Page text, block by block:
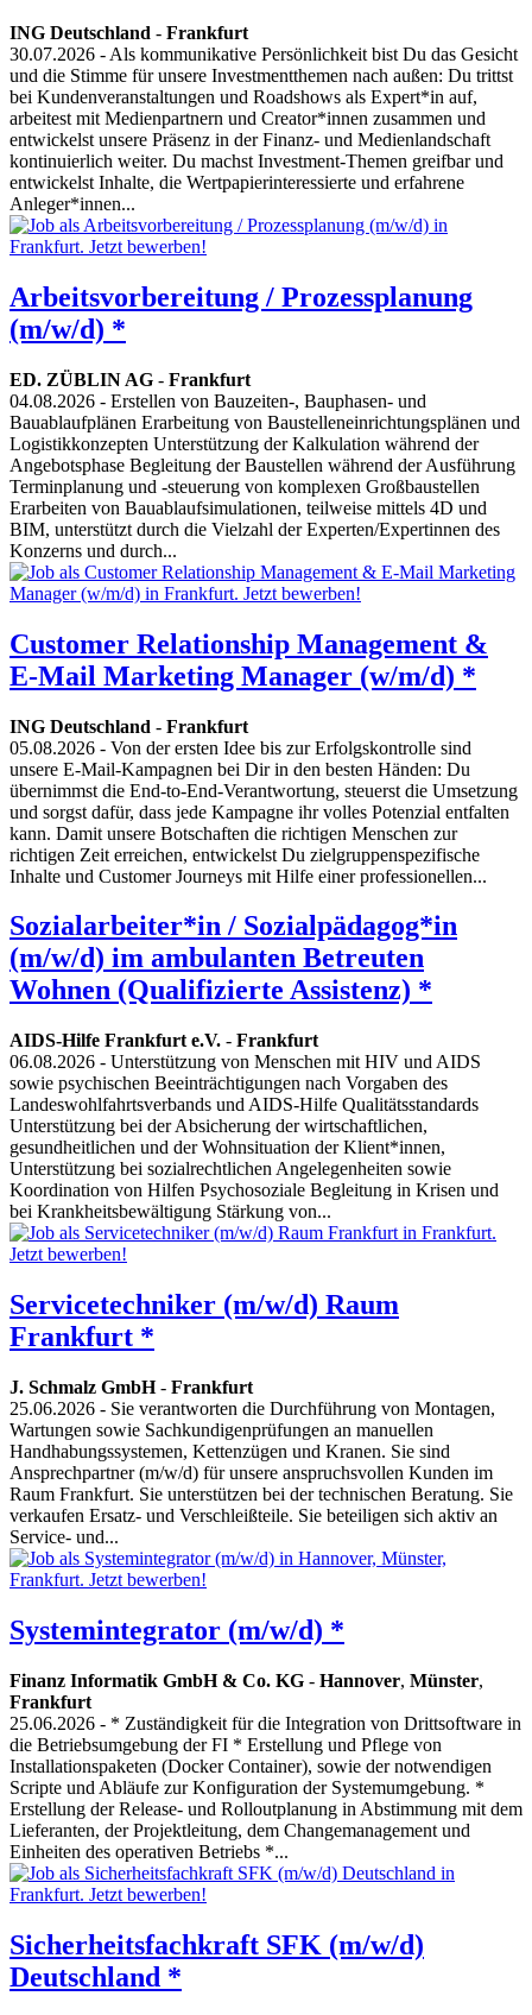
ING Deutschland - Frankfurt
30.07.2026 - Als kommunikative Persönlichkeit bist Du das Gesicht
und die Stimme für unsere Investmentthemen nach außen: Du trittst
bei Kundenveranstaltungen und Roadshows als Expert*in auf,
arbeitest mit Medienpartnern und Creator*innen zusammen und
entwickelst unsere Präsenz in der Finanz- und Medienlandschaft
kontinuierlich weiter. Du machst Investment-Themen greifbar und
entwickelst Inhalte, die Wertpapierinteressierte und erfahrene
Anleger*innen...
Arbeitsvorbereitung / Prozessplanung
(m/w/d) *
ED. ZÜBLIN AG - Frankfurt
04.08.2026 - Erstellen von Bauzeiten-, Bauphasen- und
Bauablaufplänen Erarbeitung von Baustelleneinrichtungsplänen und
Logistikkonzepten Unterstützung der Kalkulation während der
Angebotsphase Begleitung der Baustellen während der Ausführung
Terminplanung und -steuerung von komplexen Großbaustellen
Erarbeiten von Bauablaufsimulationen, teilweise mittels 4D und
BIM, unterstützt durch die Vielzahl der Experten/Expertinnen des
Konzerns und durch...
Customer Relationship Management &
E-Mail Marketing Manager (w/m/d) *
ING Deutschland - Frankfurt
05.08.2026 - Von der ersten Idee bis zur Erfolgskontrolle sind
unsere E-Mail-Kampagnen bei Dir in den besten Händen: Du
übernimmst die End-to-End-Verantwortung, steuerst die Umsetzung
und sorgst dafür, dass jede Kampagne ihr volles Potenzial entfalten
kann. Damit unsere Botschaften die richtigen Menschen zur
richtigen Zeit erreichen, entwickelst Du zielgruppenspezifische
Inhalte und Customer Journeys mit Hilfe einer professionellen...
Sozialarbeiter*in / Sozialpädagog*in
(m/w/d) im ambulanten Betreuten
Wohnen (Qualifizierte Assistenz) *
AIDS-Hilfe Frankfurt e.V. - Frankfurt
06.08.2026 - Unterstützung von Menschen mit HIV und AIDS
sowie psychischen Beeinträchtigungen nach Vorgaben des
Landeswohlfahrtsverbands und AIDS-Hilfe Qualitätsstandards
Unterstützung bei der Absicherung der wirtschaftlichen,
gesundheitlichen und der Wohnsituation der Klient*innen,
Unterstützung bei sozialrechtlichen Angelegenheiten sowie
Koordination von Hilfen Psychosoziale Begleitung in Krisen und
bei Krankheitsbewältigung Stärkung von...
Servicetechniker (m/w/d) Raum
Frankfurt *
J. Schmalz GmbH- Frankfurt
25.06.2026 - Sie verantworten die Durchführung von Montagen,
Wartungen sowie Sachkundigenprüfungen an manuellen
Handhabungssystemen, Kettenzügen und Kranen. Sie sind
Ansprechpartner (m/w/d) für unsere anspruchsvollen Kunden im
Raum Frankfurt. Sie unterstützen bei der technischen Beratung. Sie
verkaufen Ersatz- und Verschleißteile. Sie beteiligen sich aktiv an
Service- und...
Systemintegrator (m/w/d) *
Finanz Informatik GmbH & Co. KG - Hannover, Münster,
Frankfurt
25.06.2026 - * Zuständigkeit für die Integration von Drittsoftware in
die Betriebsumgebung der FI * Erstellung und Pflege von
Installationspaketen (Docker Container), sowie der notwendigen
Scripte und Abläufe zur Konfiguration der Systemumgebung. *
Erstellung der Release- und Rolloutplanung in Abstimmung mit dem
Lieferanten, der Projektleitung, dem Changemanagement und
Einheiten des operativen Betriebs *...
Sicherheitsfachkraft SFK (m/w/d)
Deutschland *